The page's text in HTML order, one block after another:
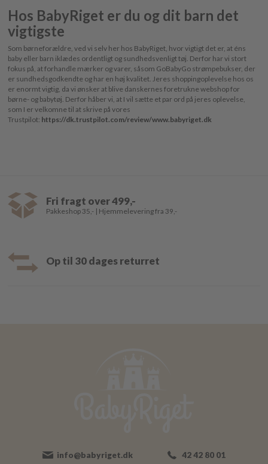
Hos BabyRiget er du og dit barn det
vigtigste
Som børneforældre, ved vi selv her hos BabyRiget, hvor vigtigt det er, at éns
baby eller barn iklædes ordentligt og sundhedsvenligt tøj. Derfor har vi stort
fokus på, at forhandle mærker og varer, såsom GoBabyGo strømpebukser, der
er sundhedsgodkendte og har en høj kvalitet. Jeres shoppingoplevelse hos os
er enormt vigtig, da vi ønsker at blive danskernes foretrukne webshop for
børne- og babytøj. Derfor håber vi, at I vil sætte et par ord på jeres oplevelse,
som I er velkomne til at skrive på vores
Trustpilot: https://dk.trustpilot.com/review/www.babyriget.dk
Fri fragt over 499,-
Pakkeshop 35,- | Hjemmelevering fra 39,-
Op til 30 dages returret
info@babyriget.dk 42 42 80 01